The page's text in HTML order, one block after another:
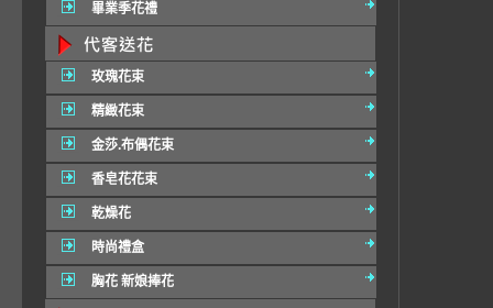
畢業季花禮
玫瑰花束
精緻花束
金莎.布偶花束
香皂花花束
乾燥花
時尚禮盒
胸花 新娘捧花